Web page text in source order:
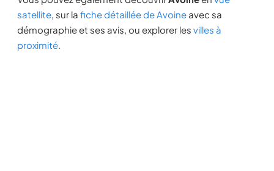
satellite, sur la fiche détaillée de Avoine avec sa
démographie et ses avis, ou explorer les villes à
proximité.